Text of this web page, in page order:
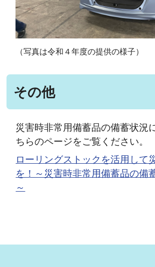
（写真は令和４年度の提供の様子）
その他
災害時非常用備蓄品の備蓄状況
ちらのページをご覧ください。
ローリングストックを活用して
を！～災害時非常用備蓄品の備
～